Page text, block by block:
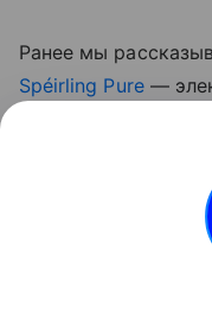
Ранее мы
Spéirling Pure—